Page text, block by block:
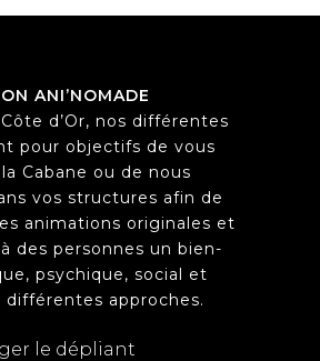
ANI’NOMADE
d’Or, nos différentes
pour objectifs de vous
Cabane ou de nous
vos structures afin de
animations originales et
des personnes un bien-
psychique, social et
approches.
le dépliant